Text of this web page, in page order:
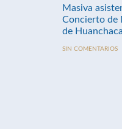
Masiva
Concierto de
de Huanchaca
SIN COMENTARIOS